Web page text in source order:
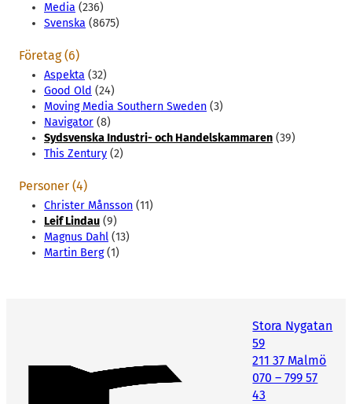
Media (236)
Svenska (8675)
Företag (6)
Aspekta (32)
Good Old (24)
Moving Media Southern Sweden (3)
Navigator (8)
Sydsvenska Industri- och Handelskammaren (39)
This Zentury (2)
Personer (4)
Christer Månsson (11)
Leif Lindau (9)
Magnus Dahl (13)
Martin Berg(1)
Stora Nygatan
59
211 37 Malmö
070 – 799 57
43